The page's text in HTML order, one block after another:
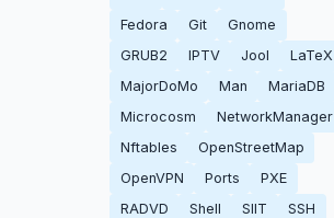
Fedora
Git
Gnome
GRUB2
IPTV Jool
LaTeX
MajorDoMo
Man
MariaDB
Microcosm
NetworkManager
Nftables
OpenStreetMap
OpenVPN
Ports
PXE
RADVD
Shell SIIT
SSH